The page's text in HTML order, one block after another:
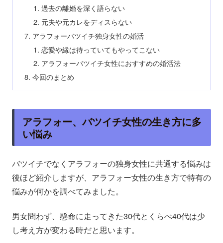
過去の離婚を深く語らない
元夫や元カレをディスらない
アラフォーバツイチ独身女性の婚活
恋愛や縁は待っていてもやってこない
アラフォーバツイチ女性におすすめの婚活法
今回のまとめ
アラフォー、バツイチ女性の生き方に多
い悩み
バツイチでなくアラフォーの独身女性に共通する悩みは
後ほど紹介しますが、アラフォー女性の生き方で特有の
悩みが何かを調べてみました。
男女問わず、懸命に走ってきた30代とくらべ40代は少
し考え方が変わる時だと思います。